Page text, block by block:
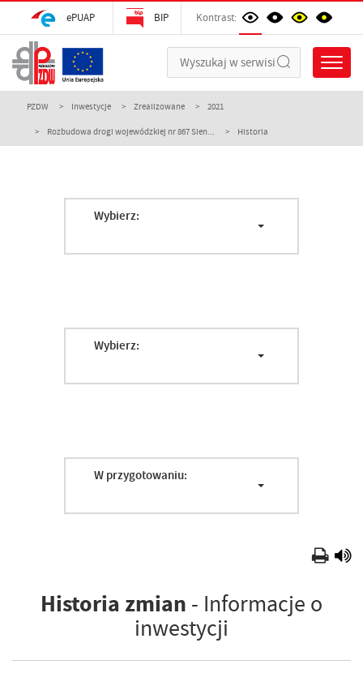
ePUAP BIP Kontrast:
PZDW Inwestycje Zrealizowane 2021
Rozbudowa drogi wojewódzkiej nr 867 Sien... Historia
Wybierz:
Wybierz:
W przygotowaniu:
Historia zmian - Informacje o
inwestycji